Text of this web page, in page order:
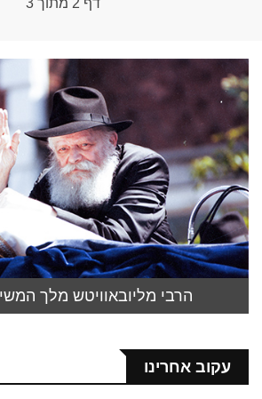
הרבי מליובאוויטש מלך
עקוב אחרינו